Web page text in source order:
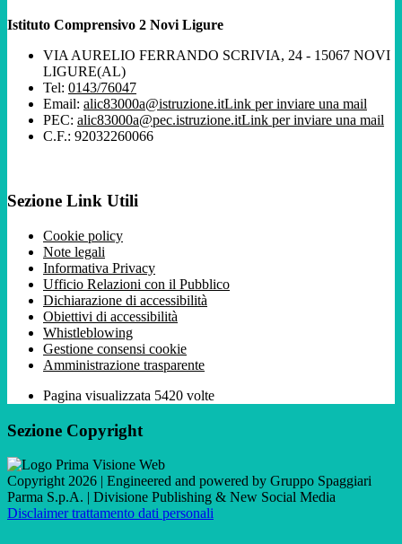
Istituto Comprensivo 2 Novi Ligure
VIA AURELIO FERRANDO SCRIVIA, 24 - 15067 NOVI
LIGURE(AL)
Tel: 0143/76047
Email: alic83000a@istruzione.itLink per inviare una mail
PEC: alic83000a@pec.istruzione.itLink per inviare una mail
C.F.: 92032260066
Sezione Link Utili
Cookie policy
Note legali
Informativa Privacy
Ufficio Relazioni con il Pubblico
Dichiarazione di accessibilità
Obiettivi di accessibilità
Whistleblowing
Gestione consensi cookie
Amministrazione trasparente
Pagina visualizzata 5420 volte
Sezione Copyright
Copyright 2026 | Engineered and powered by Gruppo Spaggiari
Parma S.p.A. | Divisione Publishing & New Social Media
Disclaimer trattamento dati personali